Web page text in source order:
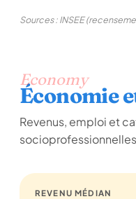
Sources : INSEE
Economy
Économie
Revenus, emploi et
REVENU MÉDIAN